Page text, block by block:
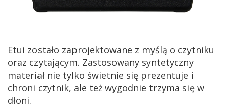
Etui zostało zaprojektowane z myślą o czytniku
oraz czytającym. Zastosowany syntetyczny
materiał nie tylko świetnie się prezentuje i
chroni czytnik, ale też wygodnie trzyma się w
dłoni.